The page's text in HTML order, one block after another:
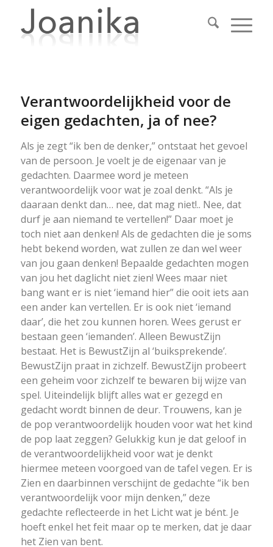
Verantwoordelijkheid voor de
eigen gedachten, ja of nee?
Als je zegt “ik ben de denker,” ontstaat het gevoel
van de persoon. Je voelt je de eigenaar van je
gedachten. Daarmee word je meteen
verantwoordelijk voor wat je zoal denkt. “Als je
daaraan denkt dan… nee, dat mag niet!.. Nee, dat
durf je aan niemand te vertellen!” Daar moet je
toch niet aan denken! Als de gedachten die je soms
hebt bekend worden, wat zullen ze dan wel weer
van jou gaan denken! Bepaalde gedachten mogen
van jou het daglicht niet zien! Wees maar niet
bang want er is niet ‘iemand hier” die ooit iets aan
een ander kan vertellen. Er is ook niet ‘iemand
daar’, die het zou kunnen horen. Wees gerust er
bestaan geen ‘iemanden’. Alleen BewustZijn
bestaat. Het is BewustZijn al ‘buiksprekende’.
BewustZijn praat in zichzelf. BewustZijn probeert
een geheim voor zichzelf te bewaren bij wijze van
spel. Uiteindelijk blijft alles wat er gezegd en
gedacht wordt binnen de deur. Trouwens, kan je
de pop verantwoordelijk houden voor wat het kind
de pop laat zeggen? Gelukkig kun je dat geloof in
de verantwoordelijkheid voor wat je denkt
hiermee meteen voorgoed van de tafel vegen. Er is
Zien en daarbinnen verschijnt de gedachte “ik ben
verantwoordelijk voor mijn denken,” deze
gedachte reflecteerde in het Licht wat je bént. Je
hoeft enkel het feit maar op te merken, dat je daar
het Zien van bent.